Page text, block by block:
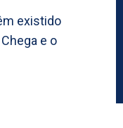
existido
e o